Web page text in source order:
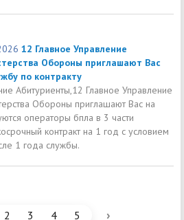
12 Главное Управление
Обороны приглашают Вас
по контракту
Абитуриенты,12 Главное Управление
Обороны приглашают Вас на
операторы бпла в 3 части
контракт на 1 год с условием
1 года службы.
2 3 4 5 ›